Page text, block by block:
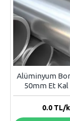
Alüminyum
50mm Et
0.0TL/